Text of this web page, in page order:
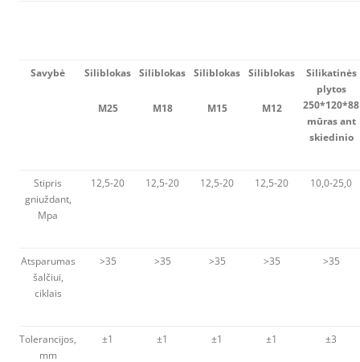
Savybė Siliblokas
M25
Siliblokas
M18
Siliblokas
M15
Siliblokas
M12
Silikatinės
plytos
250*120*88
mūras ant
skiedinio
Stipris
gniuždant,
Mpa
12,5-20 12,5-20 12,5-20 12,5-20 10,0-25,0
Atsparumas
šalčiui,
ciklais
>35 >35 >35 >35 >35
Tolerancijos,
mm
±1 ±1 ±1 ±1 ±3